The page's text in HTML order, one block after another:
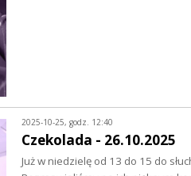
2025-10-25, godz. 12:40
Czekolada - 26.10.2025
Już w niedzielę od 13 do 15 do